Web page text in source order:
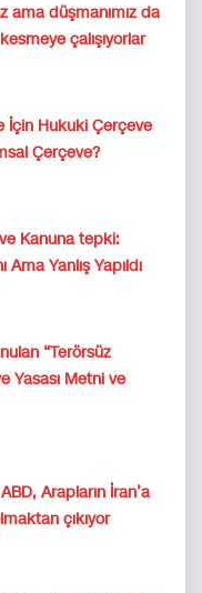
ama düşmanımız da
çalışıyorlar
İçin Hukuki Çerçeve
Çerçeve?
Kanuna tepki:
Ama Yanlış Yapıldı
“Terörsüz
Yasası Metni ve
Arapların İran’a
çıkıyor